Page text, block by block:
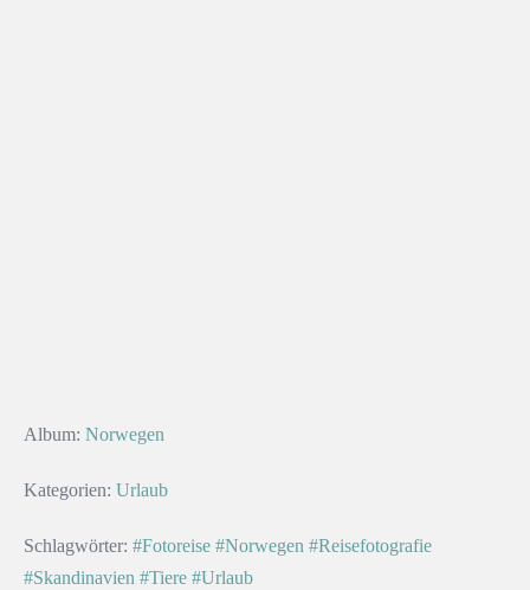
Album: Norwegen
Kategorien: Urlaub
Schlagwörter: #Fotoreise #Norwegen #Reisefotografie
#Skandinavien #Tiere #Urlaub